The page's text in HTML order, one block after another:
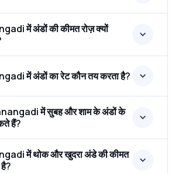
में अंडों की कीमत रोज़ क्यों
में अंडों का रेट कौन तय करता है?
में सुबह और शाम के अंडों के
हैं?
में थोक और खुदरा अंडे की कीमत
है?